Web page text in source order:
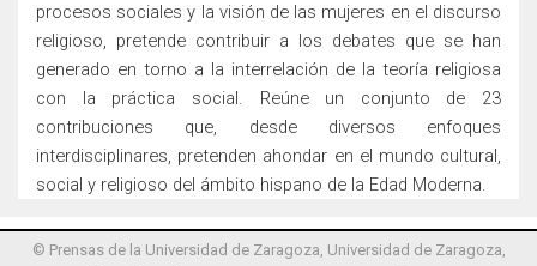
procesos sociales y la visión de las mujeres en el discurso
religioso, pretende contribuir a los debates que se han
generado en torno a la interrelación de la teoría religiosa
con la práctica social. Reúne un conjunto de 23
contribuciones que, desde diversos enfoques
interdisciplinares, pretenden ahondar en el mundo cultural,
social y religioso del ámbito hispano de la Edad Moderna.
© Prensas de la Universidad de Zaragoza, Universidad de Zaragoza,